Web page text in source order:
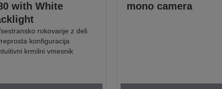
with White
rokovanje z deli
konfiguracija
krmilni vmesnik
mono camera